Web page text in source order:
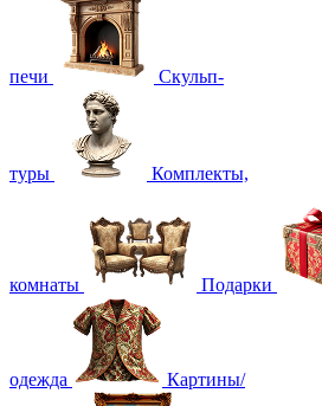
печи Скульп-
туры Комплекты,
комнаты Подарки
одежда Картины/